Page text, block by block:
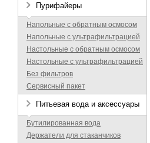
Пурифайеры
Напольные с обратным осмосом
Напольные с ультрафильтрацией
Настольные с обратным осмосом
Настольные с ультрафильтрацией
Без фильтров
Сервисный пакет
Питьевая вода и аксессуары
Бутилированная вода
Держатели для стаканчиков